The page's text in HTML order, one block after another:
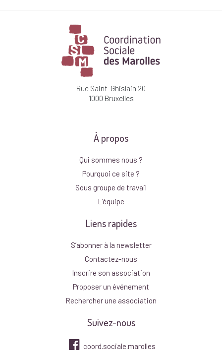
Rue Saint-Ghislain 20
1000 Bruxelles
À propos
Qui sommes nous ?
Pourquoi ce site ?
Sous groupe de travail
L’équipe
Liens rapides
S’abonner à la newsletter
Contactez-nous
Inscrire son association
Proposer un événement
Rechercher une association
Suivez-nous
coord.sociale.marolles